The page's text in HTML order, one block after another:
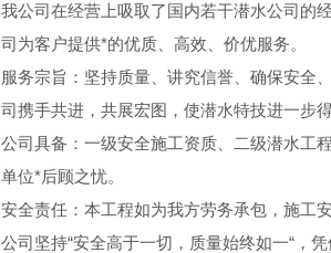
我公司在经营上吸取了国内若干潜水公司的
司为客户提供*的优质、高效、价优服务。
服务宗旨：坚持质量、讲究信誉、确保安全
司携手共进，共展宏图，使潜水特技进一步
公司具备：一级安全施工资质、二级潜水工
单位*后顾之忧。
安全责任：本工程如为我方劳务承包，施工
公司坚持“安全高于一切，质量始终如一“，